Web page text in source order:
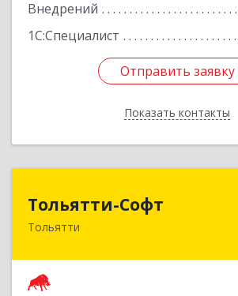
Внедрений
1С:Специалист
Отправить заявку
Показать контакты
Отправить заявку
Назад
Тольятти-Софт
Тольятти445037, Самарская обл,